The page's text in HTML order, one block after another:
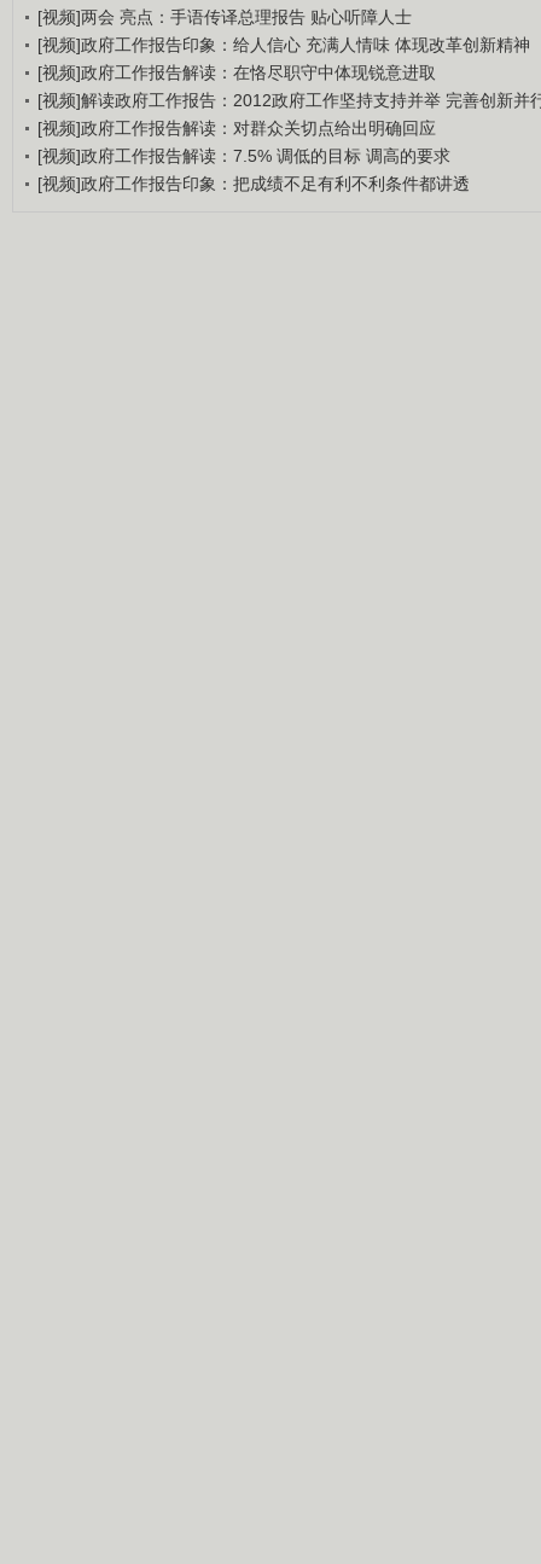
[视频]两会 亮点：手语传译总理报告 贴心听障人士
[视频]政府工作报告印象：给人信心 充满人情味 体现改革创新精神
[视频]政府工作报告解读：在恪尽职守中体现锐意进取
[视频]解读政府工作报告：2012政府工作坚持支持并举 完善创新并
[视频]政府工作报告解读：对群众关切点给出明确回应
[视频]政府工作报告解读：7.5% 调低的目标 调高的要求
[视频]政府工作报告印象：把成绩不足有利不利条件都讲透